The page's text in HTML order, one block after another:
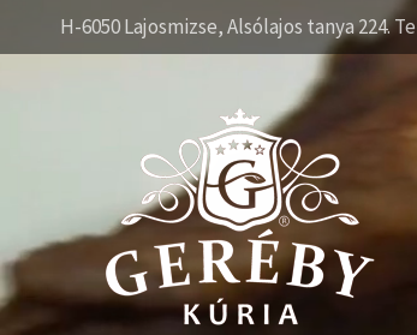
H-6050 Lajosmizse, Alsólajos tanya 224.